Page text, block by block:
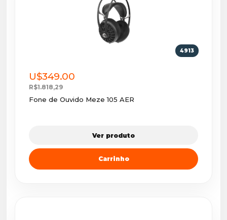
4913
U$349.00
R$1.818,29
Fone de Ouvido Meze 105 AER
Ver produto
Carrinho